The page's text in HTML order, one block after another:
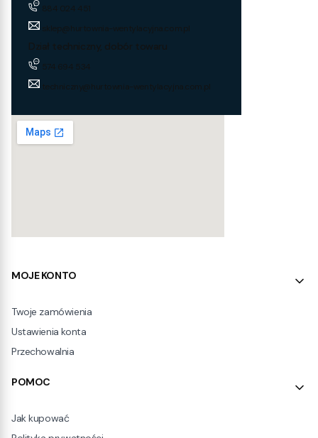
884 024 451
sklep@hurtownia-wentylacyjna.com.pl
Dział techniczny, dobór towaru
574 694 534
techniczny@hurtownia-wentylacyjna.com.pl
Linki w stopce
MOJE KONTO
Twoje zamówienia
Ustawienia konta
Przechowalnia
POMOC
Jak kupować